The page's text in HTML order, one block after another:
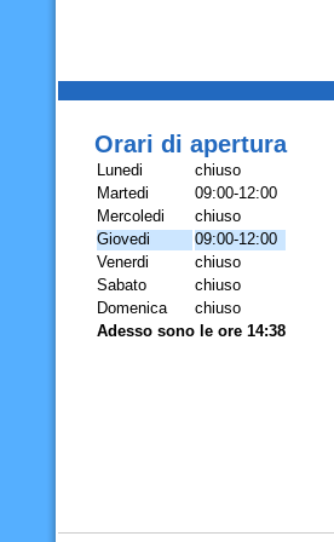
Orari di apertura
Lunedi
chiuso
Martedi
09:00-12:00
Mercoledi
chiuso
Giovedi
09:00-12:00
Venerdi
chiuso
Sabato
chiuso
Domenica
chiuso
Adesso sono le ore 14:38